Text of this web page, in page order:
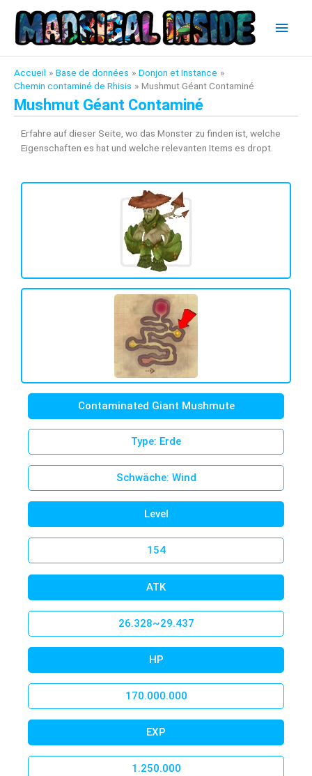
contenu
Accueil Base de données
Donjon et Instance
Chemin contaminé de Rhisis
Mushmut Géant Contaminé
Mushmut Géant Contaminé
Erfahre auf dieser Seite, wo das Monster zu finden ist, welche
Eigenschaften es hat und welche relevanten Items es dropt.
Contaminated Giant Mushmute
Type: Erde
Schwäche: Wind
Level
154
ATK
26.328~29.437
HP
170.000.000
EXP
1.250.000